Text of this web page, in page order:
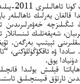
جىسىر
قالغان يەرلىك ئاھالىلەر
ئىڭىلىزچە
شەپقەتلىك
ئېيتىپ بەرگەن.
ساددا ۋە
يوق.
قېلىش يولىدا
ئارتۇق قىيىنچىلىق